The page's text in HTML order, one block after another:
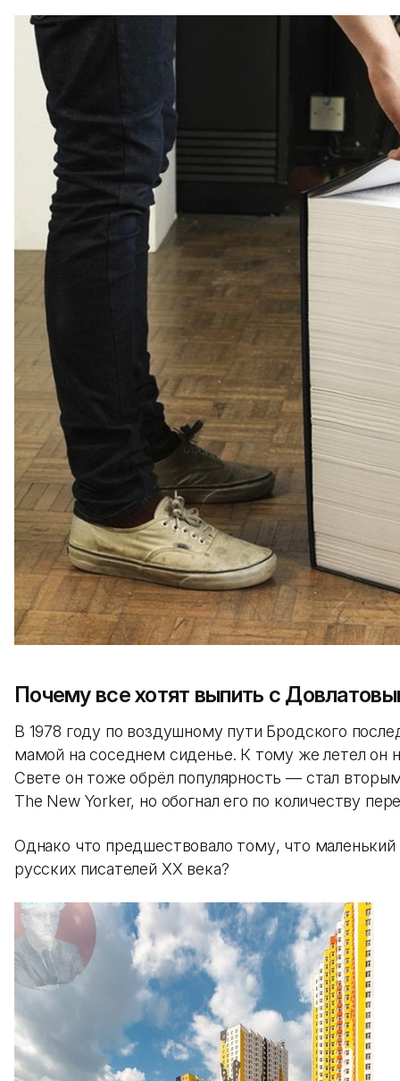
Почему все хотят выпить с
В 1978 году по воздушному пути Бродского
мамой на соседнем сиденье. К тому же летел он
Свете он тоже обрёл популярность — стал
The New Yorker, но обогнал его по количеству
Однако что предшествовало тому, что
русских писателей XX века?